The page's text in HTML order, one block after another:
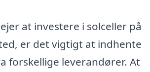
at investere i solceller på
er det vigtigt at indhente
forskellige leverandører. At